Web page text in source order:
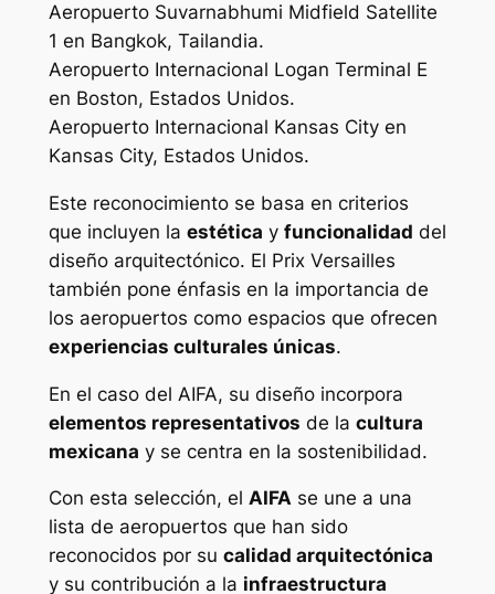
Aeropuerto Suvarnabhumi Midfield Satellite
1 en Bangkok, Tailandia.
Aeropuerto Internacional Logan Terminal E
en Boston, Estados Unidos.
Aeropuerto Internacional Kansas City en
Kansas City, Estados Unidos.
Este reconocimiento se basa en criterios
que incluyen la estética y funcionalidad del
diseño arquitectónico. El Prix Versailles
también pone énfasis en la importancia de
los aeropuertos como espacios que ofrecen
experiencias culturales únicas.
En el caso del AIFA, su diseño incorpora
elementos representativos de la cultura
mexicana y se centra en la sostenibilidad.
Con esta selección, el AIFAse une a una
lista de aeropuertos que han sido
reconocidos por su calidad arquitectónica
y su contribución a la infraestructura